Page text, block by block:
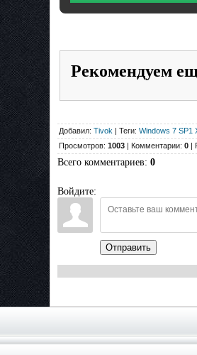
Рекомендуем
Добавил: Tivok | Теги: Windows 7 SP1
Просмотров: 1003 | Комментарии: 0 |
Всего комментариев: 0
Войдите:
Отправить